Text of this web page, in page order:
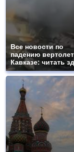
Все новости по
падению
Кавказе: читать